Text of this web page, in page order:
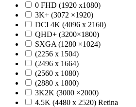
0 FHD (1920 x1080)
3K+ (3072 ×1920)
DCI 4K (4096 x 2160)
QHD+ (3200×1800)
SXGA (1280 ×1024)
(2256 x 1504)
(2496 x 1664)
(2560 x 1080)
(2880 x 1800)
3K2K (3000 ×2000)
4.5K (4480 x 2520) Retina